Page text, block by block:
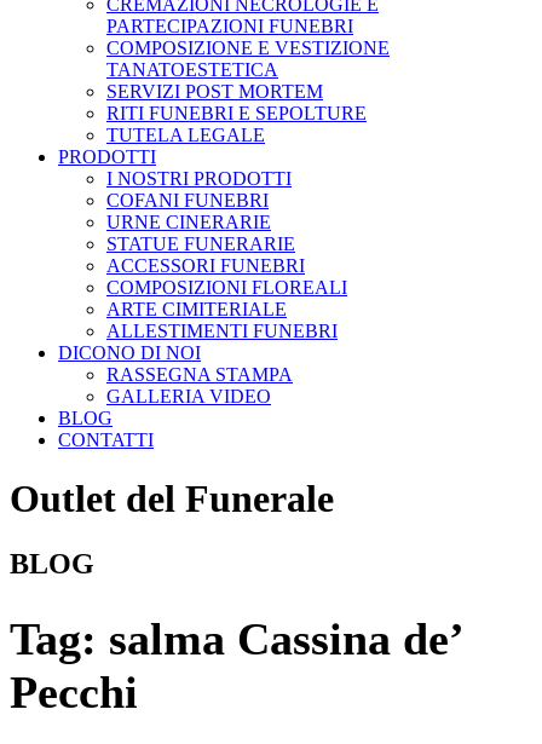
CREMAZIONI NECROLOGIE E
PARTECIPAZIONI FUNEBRI
COMPOSIZIONE E VESTIZIONE
TANATOESTETICA
SERVIZI POST MORTEM
RITI FUNEBRI E SEPOLTURE
TUTELA LEGALE
PRODOTTI
I NOSTRI PRODOTTI
COFANI FUNEBRI
URNE CINERARIE
STATUE FUNERARIE
ACCESSORI FUNEBRI
COMPOSIZIONI FLOREALI
ARTE CIMITERIALE
ALLESTIMENTI FUNEBRI
DICONO DI NOI
RASSEGNA STAMPA
GALLERIA VIDEO
BLOG
CONTATTI
Outlet del Funerale
BLOG
Tag: salma Cassina de’
Pecchi